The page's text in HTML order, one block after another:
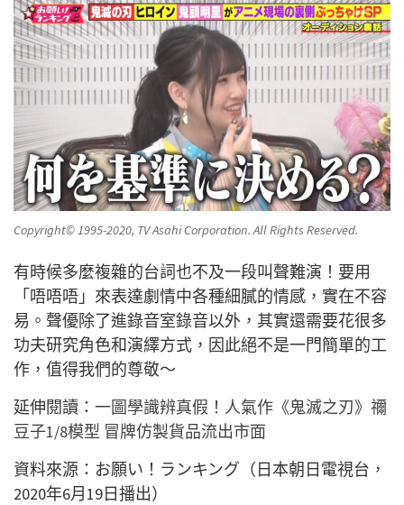
Copyright© 1995-2020, TV Asahi Corporation. All Rights Reserved.
有時候多麼複雜的台詞也不及一段叫聲難演！要用
「唔唔唔」來表達劇情中各種細膩的情感，實在不容
易。聲優除了進錄音室錄音以外，其實還需要花很多
功夫研究角色和演繹方式，因此絕不是一門簡單的工
作，值得我們的尊敬～
延伸閱讀： 一圖學識辨真假！人氣作《鬼滅之刃》禰
豆子1/8模型 冒牌仿製貨品流出市面
資料來源：お願い！ランキング（日本朝日電視台，
2020年6月19日播出）